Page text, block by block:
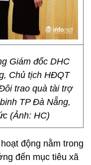
Giám đốc DHC
Chủ tịch HĐQT
trao quà tài trợ
TP Đà Nẵng,
(Ảnh: HC)
động nằm trong
đến mục tiêu xã